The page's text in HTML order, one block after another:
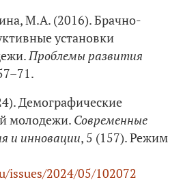
М.А. (2016). Брачно-
установки
Проблемы развития
Демографические
молодежи. Современные
и инновации, 5 (157). Режим
issues/2024/05/102072